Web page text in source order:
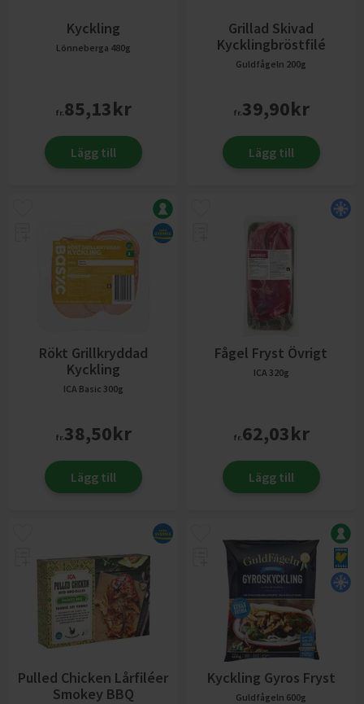
Kyckling
Lönneberga 480g
fr.85,13kr
Lägg till
Grillad Skivad
Kycklingbröstfilé
Guldfågeln 200g
fr.39,90kr
Lägg till
Rökt Grillkryddad
Kyckling
ICA Basic 300g
fr.38,50kr
Lägg till
Fågel Fryst Övrigt
ICA 320g
fr.62,03kr
Lägg till
Pulled Chicken Lårfiléer
Smokey BBQ
Kyckling Gyros Fryst
Guldfågeln 600g